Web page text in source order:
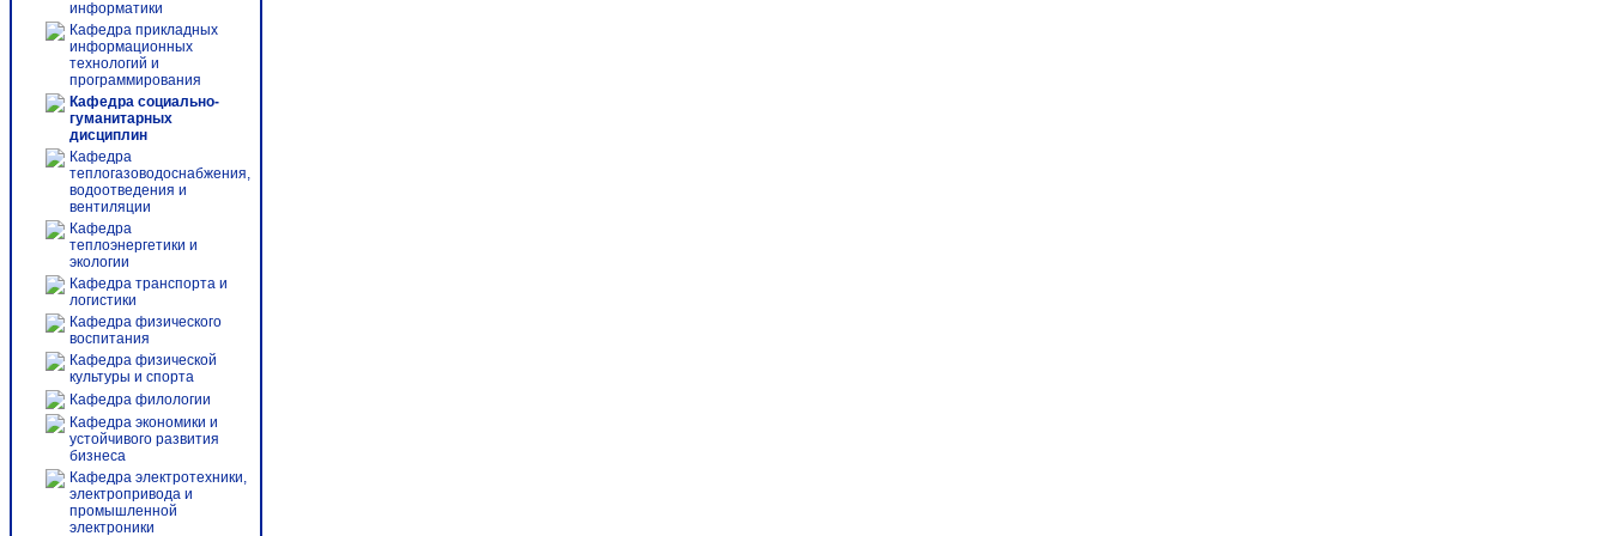
информатики
Кафедра прикладных
информационных
технологий и
программирования
Кафедра социально-
гуманитарных
дисциплин
Кафедра
теплогазоводоснабжения,
водоотведения и
вентиляции
Кафедра
теплоэнергетики и
экологии
Кафедра транспорта и
логистики
Кафедра физического
воспитания
Кафедра физической
культуры и спорта
Кафедра филологии
Кафедра экономики и
устойчивого развития
бизнеса
Кафедра электротехники,
электропривода и
промышленной
электроники